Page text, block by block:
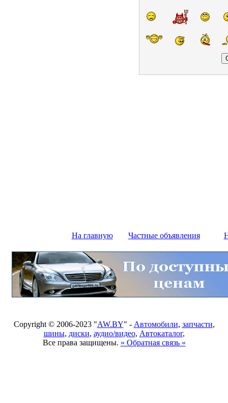
На главную Частные объявления
Copyright © 2006-2023 "AW.BY" - Автомобили, запчасти,
шины, диски, аудио/видео, Автокаталог,
Все права защищены. » Обратная связь «